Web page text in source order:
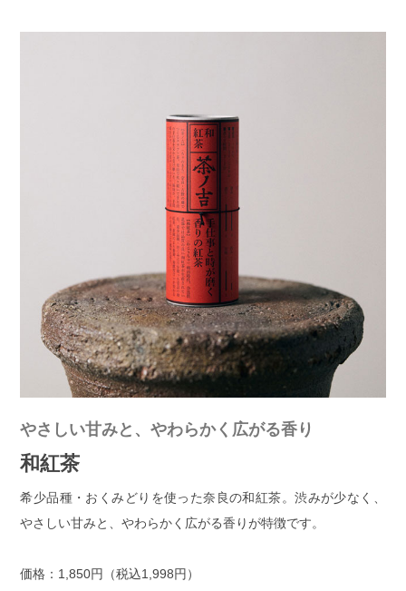
やさしい甘みと、やわらかく広がる香り
和紅茶
希少品種・おくみどりを使った奈良の和紅茶。渋みが少なく、
やさしい甘みと、やわらかく広がる香りが特徴です。
価格：1,850円（税込1,998円）